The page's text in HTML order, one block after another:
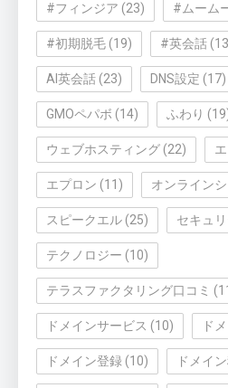
#フィンジア (23) #ムーム
#初期脱毛 (19) #英会話
AI英会話 (23) DNS設定 (17)
GMOペパボ (14) ふわり
ウェブホスティング (22)
エプロン (11) オンライン
スピークエル (25) セキュ
テクノロジー (10)
テラスファクタリング口コミ
ドメインサービス (10) ド
ドメイン登録 (10) ドメイ